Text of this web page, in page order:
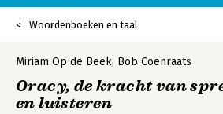
Woordenboeken en taal
Miriam Op de Beek, Bob Coenraats
Oracy, de kracht van
en luisteren